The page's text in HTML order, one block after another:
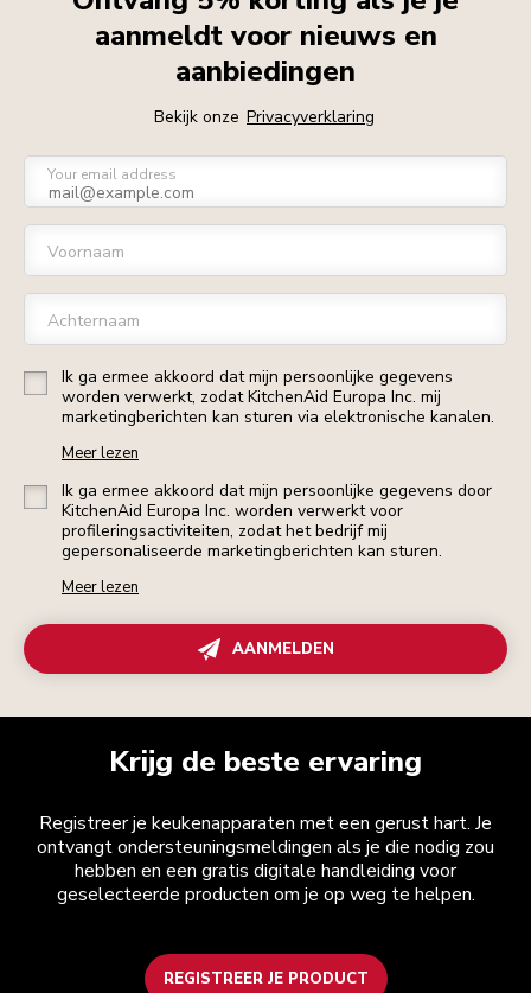
aanmeldt voor nieuws en
aanbiedingen
Bekijk onze Privacyverklaring
Your email address
Voornaam
Achternaam
Ik ga ermee akkoord dat mijn persoonlijke gegevens
worden verwerkt, zodat KitchenAid Europa Inc. mij
marketingberichten kan sturen via elektronische kanalen.
Meer lezen
Ik ga ermee akkoord dat mijn persoonlijke gegevens door
KitchenAid Europa Inc. worden verwerkt voor
profileringsactiviteiten, zodat het bedrijf mij
gepersonaliseerde marketingberichten kan sturen.
Meer lezen
AANMELDEN
Krijg de beste ervaring
Registreer je keukenapparaten met een gerust hart. Je
ontvangt ondersteuningsmeldingen als je die nodig zou
hebben en een gratis digitale handleiding voor
geselecteerde producten om je op weg te helpen.
REGISTREER JE PRODUCT